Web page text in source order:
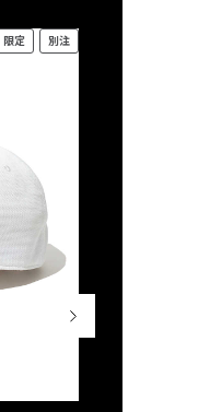
限定 別注